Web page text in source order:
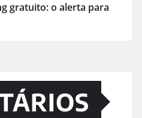
gratuito: o alerta para